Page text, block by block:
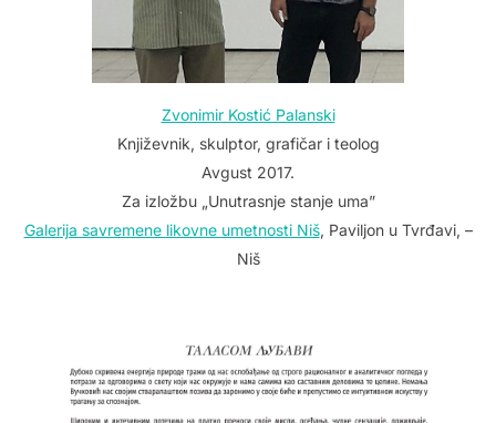
Zvonimir Kostić Palanski
Književnik, skulptor, grafičar i teolog
Avgust 2017.
Za izložbu „Unutrasnje stanje uma”
Galerija savremene likovne umetnosti Niš, Paviljon u Tvrđavi, –
Niš